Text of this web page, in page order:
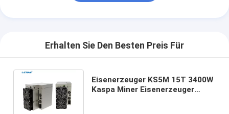
Erhalten Sie Den Besten Preis Für
Eisenerzeuger KS5M 15T 3400W
Kaspa Miner Eisenerzeuger